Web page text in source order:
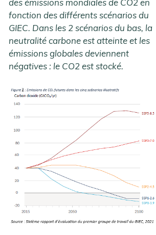
des émissions mondiales de CO2 en
fonction des différents scénarios du
GIEC. Dans les 2 scénarios du bas, la
neutralité carbone est atteinte et les
émissions globales deviennent
négatives : le CO2 est stocké.